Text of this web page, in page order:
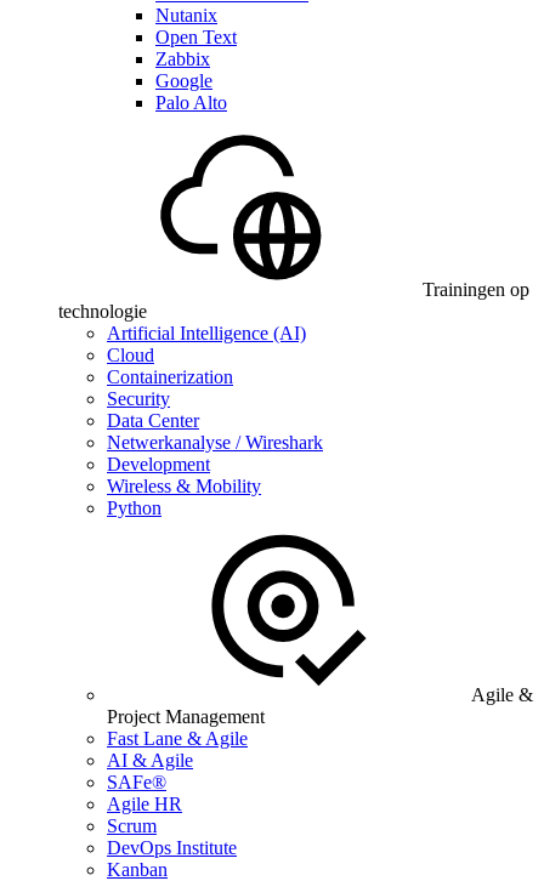
Nutanix
Open Text
Zabbix
Google
Palo Alto
Trainingen op
technologie
Artificial Intelligence (AI)
Cloud
Containerization
Security
Data Center
Netwerkanalyse / Wireshark
Development
Wireless & Mobility
Python
Agile &
Project Management
Fast Lane & Agile
AI & Agile
SAFe®
Agile HR
Scrum
DevOps Institute
Kanban